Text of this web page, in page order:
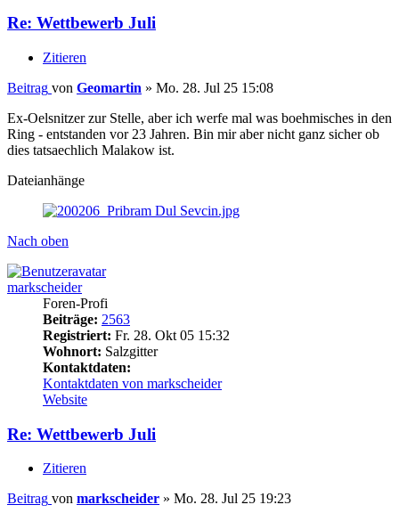
Re: Wettbewerb Juli
Zitieren
Beitrag von Geomartin » Mo. 28. Jul 25 15:08
Ex-Oelsnitzer zur Stelle, aber ich werfe mal was boehmisches in den
Ring - entstanden vor 23 Jahren. Bin mir aber nicht ganz sicher ob
dies tatsaechlich Malakow ist.
Dateianhänge
Nach oben
markscheider
Foren-Profi
Beiträge: 2563
Registriert: Fr. 28. Okt 05 15:32
Wohnort: Salzgitter
Kontaktdaten:
Kontaktdaten von markscheider
Website
Re: Wettbewerb Juli
Zitieren
Beitrag von markscheider » Mo. 28. Jul 25 19:23